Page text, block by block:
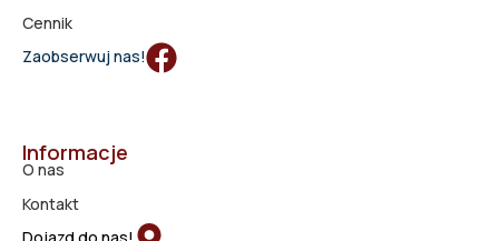
Cennik
Zaobserwuj nas!
Informacje
O nas
Kontakt